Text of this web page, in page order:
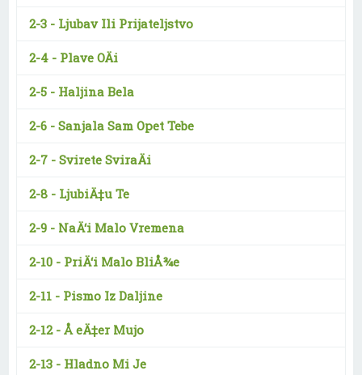
2-3 - Ljubav Ili Prijateljstvo
2-4 - Plave OÄi
2-5 - Haljina Bela
2-6 - Sanjala Sam Opet Tebe
2-7 - Svirete SviraÄi
2-8 - LjubiÄ‡u Te
2-9 - NaÄ‘i Malo Vremena
2-10 - PriÄ‘i Malo BliÅ¾e
2-11 - Pismo Iz Daljine
2-12 - Å eÄ‡er Mujo
2-13 - Hladno Mi Je